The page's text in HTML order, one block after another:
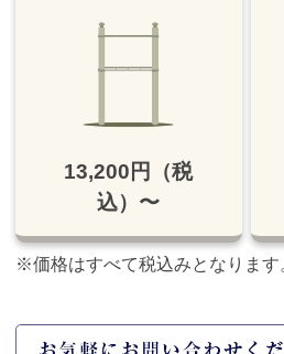
13,200円（税
込）〜
※価格はすべて税込みとなります